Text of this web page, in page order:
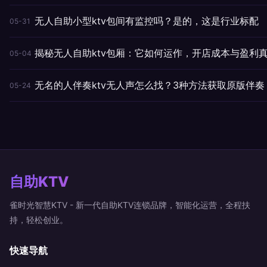
05-31 无人自助小型ktv包间有监控吗？是的，这是行业标配
05-04 揭秘无人自助ktv包厢：它如何运作，开店成本与盈利
05-24 无名的人伴奏ktv无人声怎么找？3种方法获取原版伴奏
自助KTV
雀时光智慧KTV - 新一代自助KTV连锁品牌，智能化运营，全程扶
持，轻松创业。
快速导航